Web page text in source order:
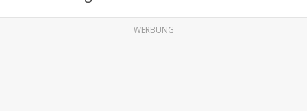
WERBUNG